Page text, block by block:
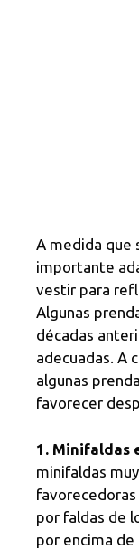
A medida que
importante
vestir para
Algunas
décadas
adecuadas. A
algunas
favorecer
1. Minifaldas
minifaldas
por faldas de
por encima de